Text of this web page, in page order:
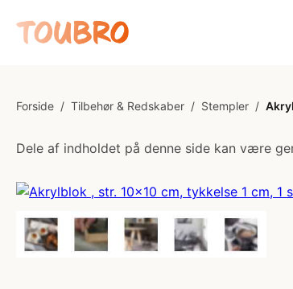
Forside / Tilbehør & Redskaber / Stempler /
Dele af indholdet på denne side kan være